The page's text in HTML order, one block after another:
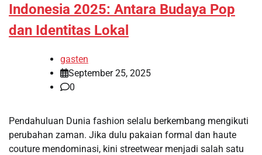
Indonesia 2025: Antara Budaya Pop
dan Identitas Lokal
gasten
September 25, 2025
0
Pendahuluan Dunia fashion selalu berkembang mengikuti
perubahan zaman. Jika dulu pakaian formal dan haute
couture mendominasi, kini streetwear menjadi salah satu